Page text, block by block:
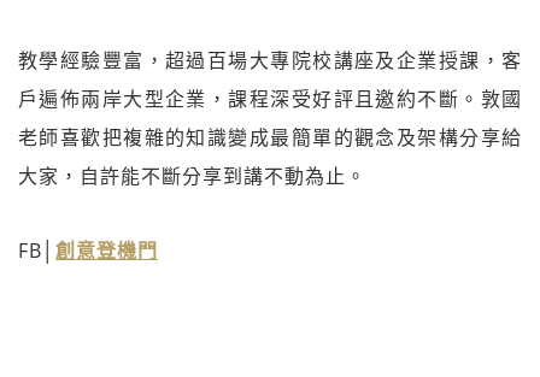
教學經驗豐富，超過百場大專院校講座及企業授課，客
戶遍佈兩岸大型企業，課程深受好評且邀約不斷。敦國
老師喜歡把複雜的知識變成最簡單的觀念及架構分享給
大家，自許能不斷分享到講不動為止。
FB│ 創意登機門